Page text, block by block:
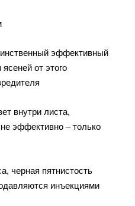
эффективный
от этого
внутри листа,
эффективно – только
черная пятнистость
инъекциями